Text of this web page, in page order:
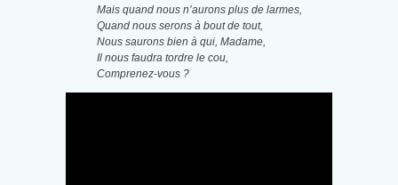
Mais quand nous n’aurons plus de larmes,
Quand nous serons à bout de tout,
Nous saurons bien à qui, Madame,
Il nous faudra tordre le cou,
Comprenez-vous ?